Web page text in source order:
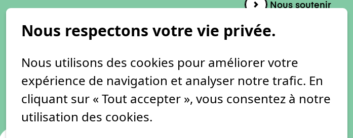
Nous soutenir
Nous respectons votre vie privée.
Nous utilisons des cookies pour améliorer votre
expérience de navigation et analyser notre trafic. En
cliquant sur « Tout accepter », vous consentez à notre
utilisation des cookies.